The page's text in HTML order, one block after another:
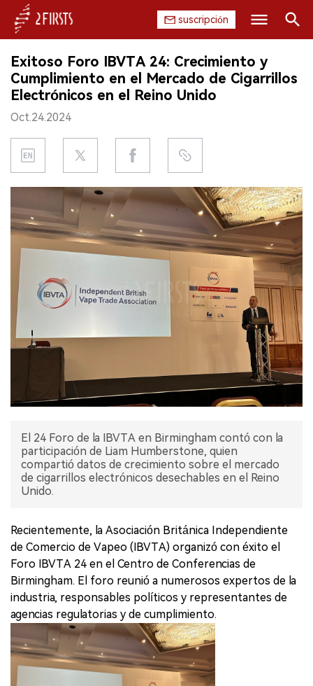
suscripción
INICIO
EMPRESA
PRODUCTO
REGULACIÓN
DATOS
ENTREVISTA
Buscar
Exitoso Foro IBVTA 24: Crecimiento y
Cumplimiento en el Mercado de Cigarrillos
Electrónicos en el Reino Unido
Oct.24.2024
El 24 Foro de la IBVTA en Birmingham contó con la
participación de Liam Humberstone, quien
compartió datos de crecimiento sobre el mercado
de cigarrillos electrónicos desechables en el Reino
Unido.
Recientemente, la Asociación Británica Independiente
de Comercio de Vapeo (IBVTA) organizó con éxito el
Foro IBVTA 24 en el Centro de Conferencias de
Birmingham. El foro reunió a numerosos expertos de la
industria, responsables políticos y representantes de
agencias regulatorias y de cumplimiento.